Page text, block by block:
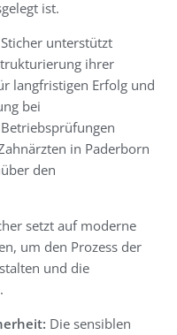
ist.
Sticher unterstützt
ihrer
langfristigen Erfolg und
bei
in Paderborn
den
setzt auf moderne
um den Prozess der
und die
Die sensiblen